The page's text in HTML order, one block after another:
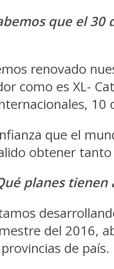
que el 30
renovado
como es XL-
que el
obtener
planes tienen
del 2016,
de país.